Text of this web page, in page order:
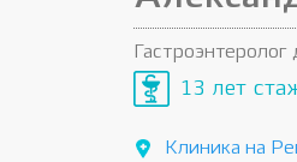
Гастроэнтеролог
13 лет
Клиника на